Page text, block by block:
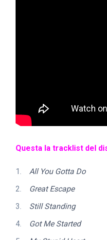
Questa la tracklist del
All You Gotta Do
Great Escape
Still Standing
Got Me Started